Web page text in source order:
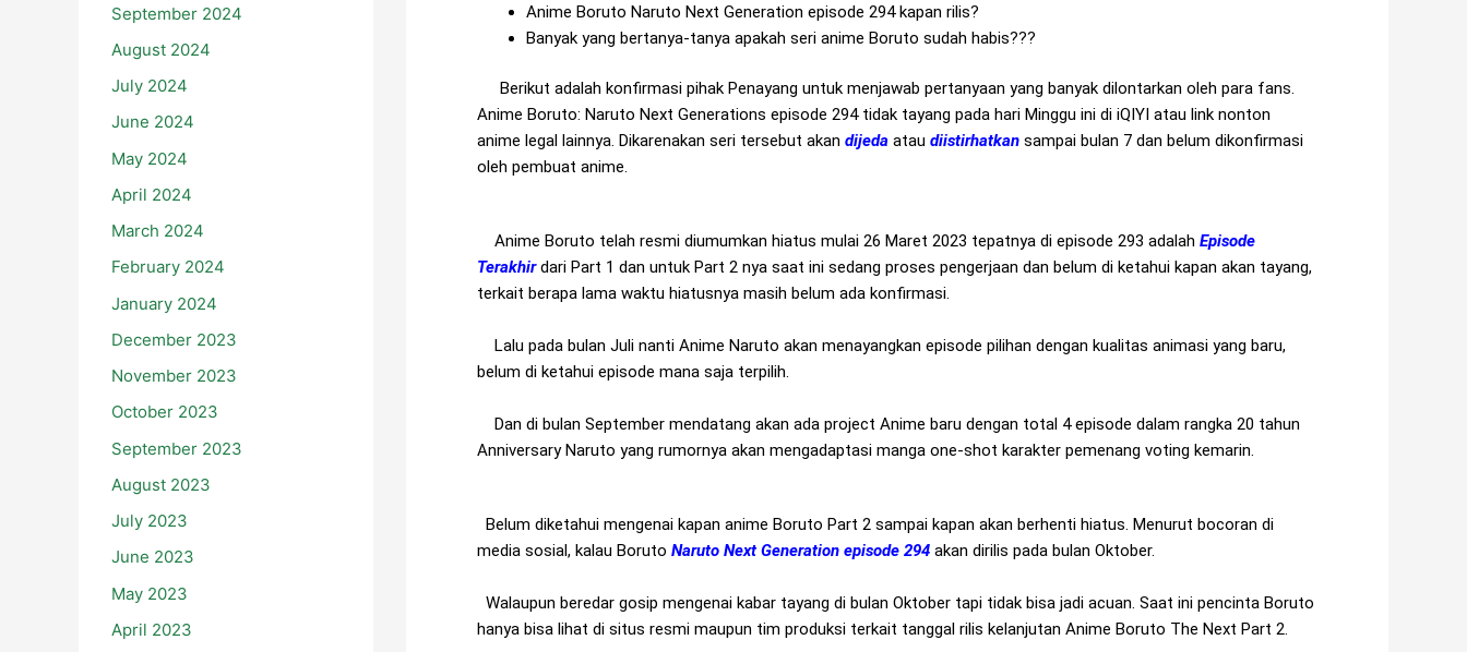
September 2024
August 2024
July 2024
June 2024
May 2024
April 2024
March 2024
February 2024
January 2024
December 2023
November 2023
October 2023
September 2023
August 2023
July 2023
June 2023
May 2023
April 2023
Anime Boruto Naruto Next Generation episode 294 kapan rilis?
Banyak yang bertanya-tanya apakah seri anime Boruto sudah habis???
Berikut adalah konfirmasi pihak Penayang untuk menjawab pertanyaan yang banyak dilontarkan oleh para fans.
Anime Boruto: Naruto Next Generations episode 294 tidak tayang pada hari Minggu ini di iQIYI atau link nonton
anime legal lainnya. Dikarenakan seri tersebut akan dijeda atau diistirhatkan sampai bulan 7 dan belum dikonfirmasi
oleh pembuat anime.
Anime Boruto telah resmi diumumkan hiatus mulai 26 Maret 2023 tepatnya di episode 293 adalah Episode
Terakhirdari Part 1 dan untuk Part 2 nya saat ini sedang proses pengerjaan dan belum di ketahui kapan akan tayang,
terkait berapa lama waktu hiatusnya masih belum ada konfirmasi.
Lalu pada bulan Juli nanti Anime Naruto akan menayangkan episode pilihan dengan kualitas animasi yang baru,
belum di ketahui episode mana saja terpilih.
Dan di bulan September mendatang akan ada project Anime baru dengan total 4 episode dalam rangka 20 tahun
Anniversary Naruto yang rumornya akan mengadaptasi manga one-shot karakter pemenang voting kemarin.
Belum diketahui mengenai kapan anime Boruto Part 2 sampai kapan akan berhenti hiatus. Menurut bocoran di
media sosial, kalau Boruto Naruto Next Generation episode 294 akan dirilis pada bulan Oktober.
Walaupun beredar gosip mengenai kabar tayang di bulan Oktober tapi tidak bisa jadi acuan. Saat ini pencinta Boruto
hanya bisa lihat di situs resmi maupun tim produksi terkait tanggal rilis kelanjutan Anime Boruto The Next Part 2.